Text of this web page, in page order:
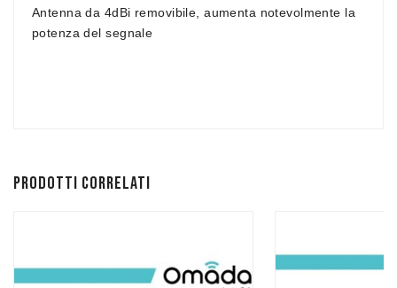
Antenna da 4dBi removibile, aumenta notevolmente la
potenza del segnale
Prodotti correlati